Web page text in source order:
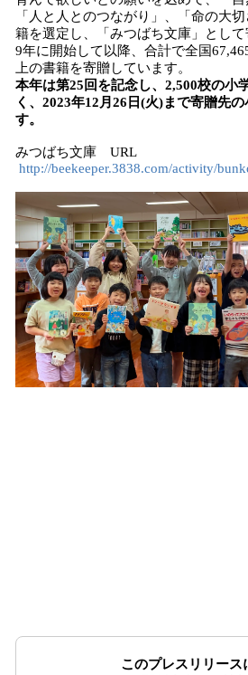
「人と人とのつながり」、「命の大
籍を選定し、「みつばち文庫」とし
9年に開始して以降、合計で全国
上の書籍を寄贈しています。
本年は第25回を記念し、2,500校の小
く、2023年12月26日(火)まで寄贈先
す。
みつばち文庫 URL
http://beekeeper.3838.com/activity/
このプレスリリース